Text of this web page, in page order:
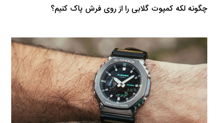
چگونه لکه کمپوت گلابی را از روی فرش پاک کنیم؟